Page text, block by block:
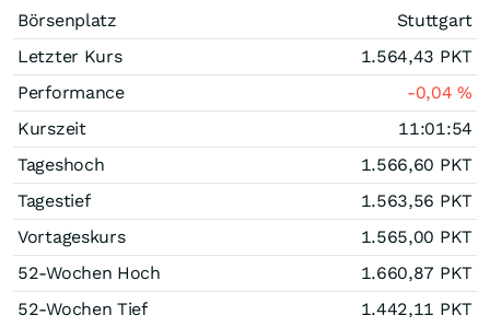
Börsenplatz
Stuttgart
Letzter Kurs
1.564,43 PKT
Performance
-0,04%
Kurszeit
11:01:54
Tageshoch
1.566,60 PKT
Tagestief
1.563,56 PKT
Vortageskurs
1.565,00 PKT
52-Wochen Hoch
1.660,87 PKT
52-Wochen Tief
1.442,11 PKT